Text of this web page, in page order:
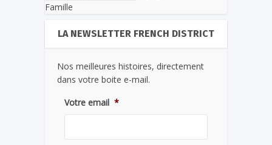
Famille
LA NEWSLETTER FRENCH DISTRICT
Nos meilleures histoires, directement
dans votre boite e-mail.
Votre email *